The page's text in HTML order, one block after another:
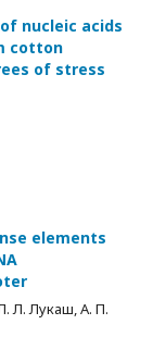
nucleic acids
cotton
of stress
elements
Л. Лукаш, А. П.